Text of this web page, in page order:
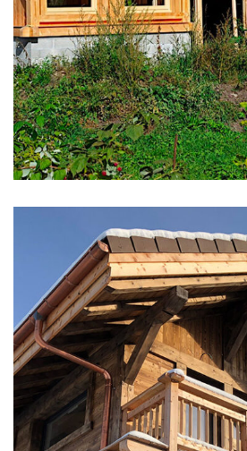
CHALETS NEUFS
Chalet de
structure
poutres